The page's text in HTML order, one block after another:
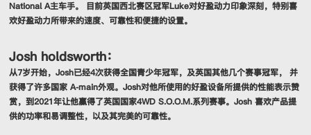
National A主车手。 目前英国西北赛区冠军Luke对好盈动力印象深刻，特别喜
欢好盈动力所带来的速度、可靠性和便捷的设置。
Josh holdsworth：
从7岁开始，Josh已经4次获得全国青少年冠军，及英国其他几个赛事冠军， 并
获得了许多国家 A-main外观。Josh对他所使用的好盈设备所提供的性能表示赞
赏，到2021年让他赢得了英国国家4WD S.O.O.M.系列赛事。Josh 喜欢产品提
供的功率和易调整性，以及其完美的可靠性。